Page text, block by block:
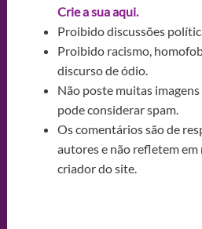
Crie a sua aqui.
Proibido discussões
Proibido racismo,
discurso de ódio.
Não poste muitas
pode considerar spam.
Os comentários são de
autores e não refletem em
criador do site.